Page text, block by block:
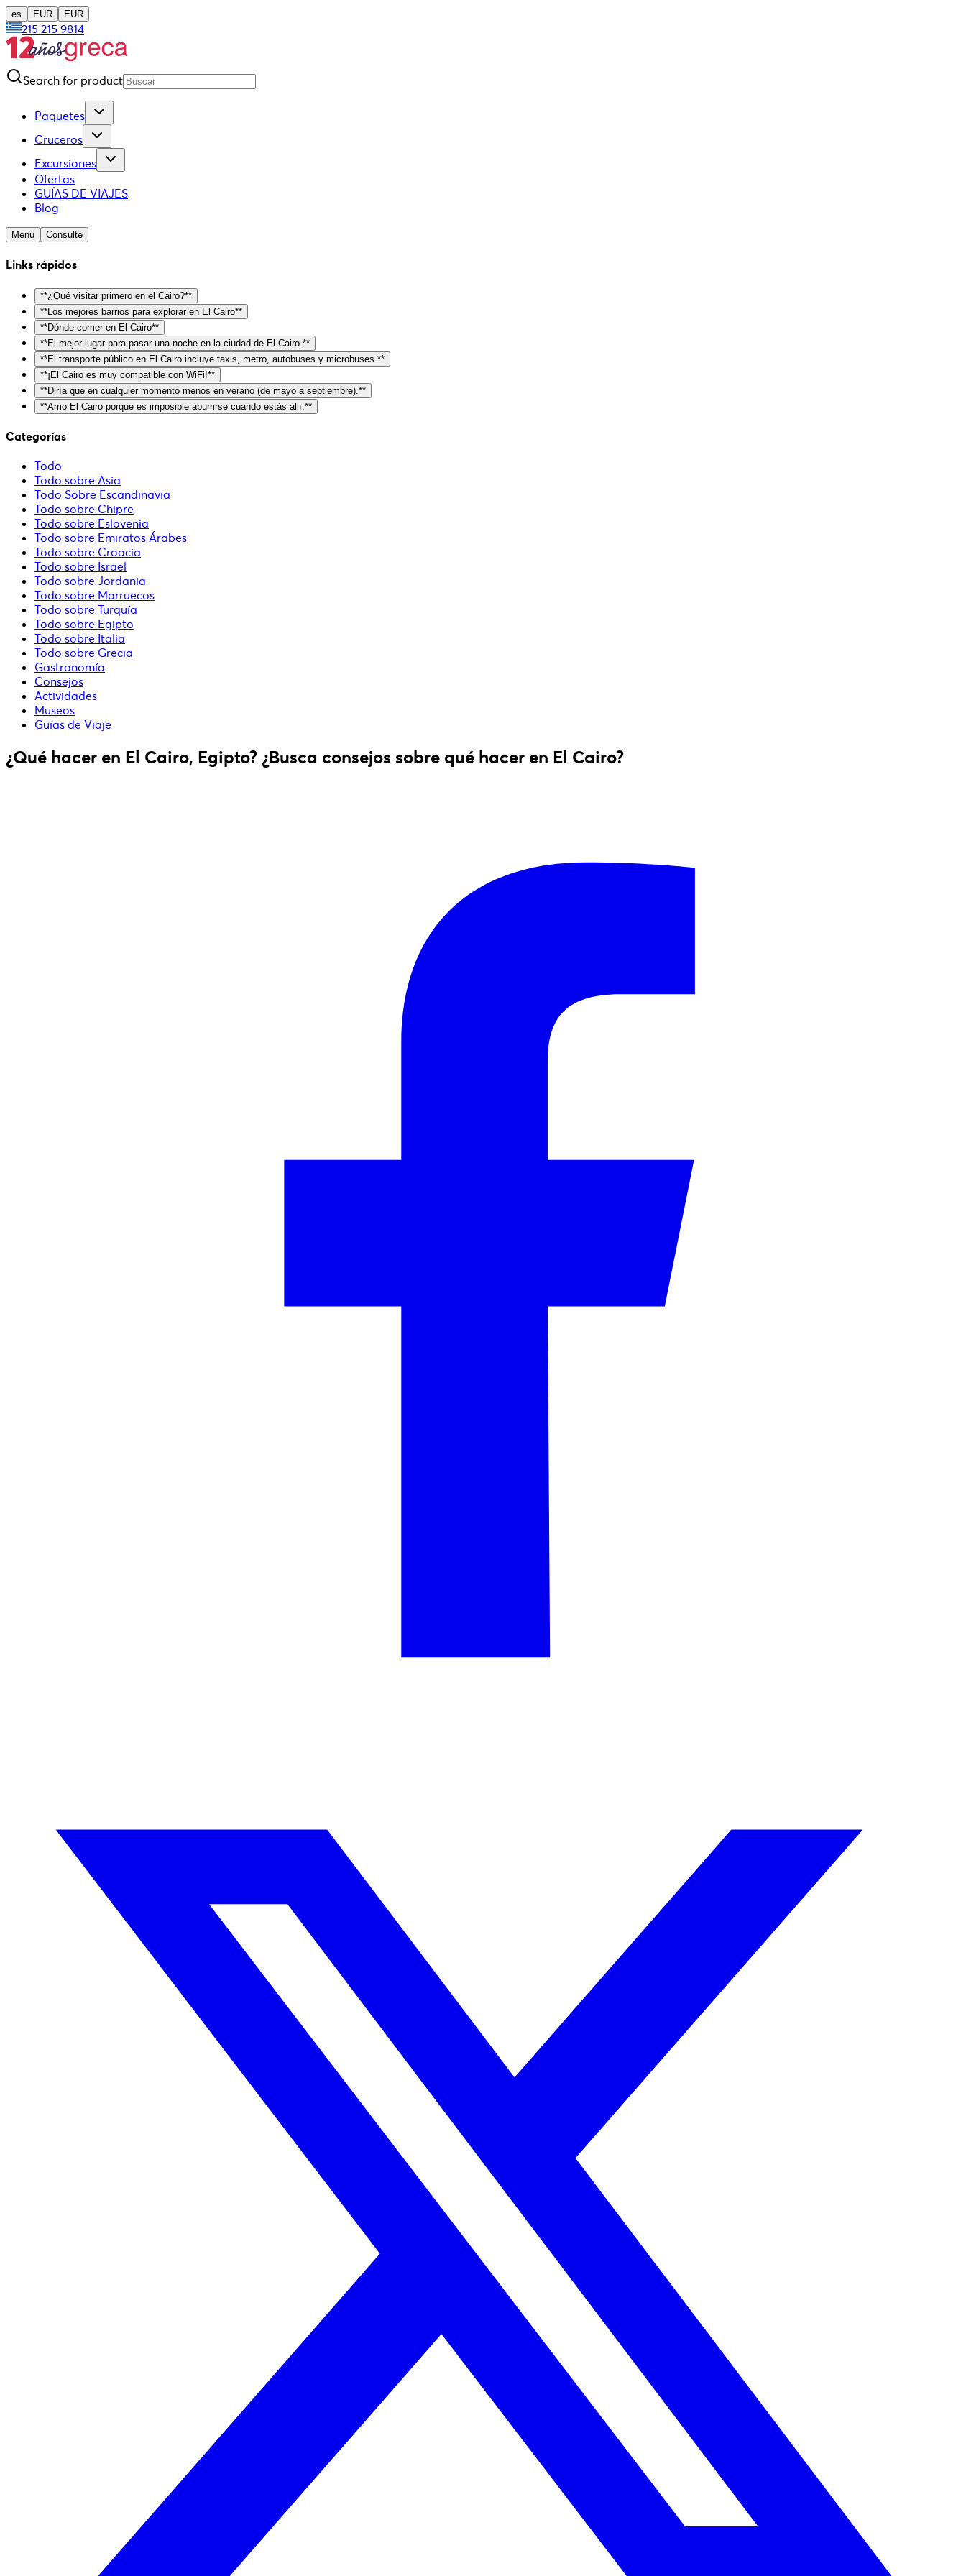
es EUR EUR
215 215 9814
Search for product
Paquetes
Cruceros
Excursiones
Ofertas
GUÍAS DE VIAJES
Blog
Menú Consulte
Links rápidos
**¿Qué visitar primero en el Cairo?**
**Los mejores barrios para explorar en El Cairo**
**Dónde comer en El Cairo**
**El mejor lugar para pasar una noche en la ciudad de El Cairo.**
**El transporte público en El Cairo incluye taxis, metro, autobuses y microbuses.**
**¡El Cairo es muy compatible con WiFi!**
**Diría que en cualquier momento menos en verano (de mayo a septiembre).**
**Amo El Cairo porque es imposible aburrirse cuando estás allí.**
Categorías
Todo
Todo sobre Asia
Todo Sobre Escandinavia
Todo sobre Chipre
Todo sobre Eslovenia
Todo sobre Emiratos Árabes
Todo sobre Croacia
Todo sobre Israel
Todo sobre Jordania
Todo sobre Marruecos
Todo sobre Turquía
Todo sobre Egipto
Todo sobre Italia
Todo sobre Grecia
Gastronomía
Consejos
Actividades
Museos
Guías de Viaje
¿Qué hacer en El Cairo, Egipto? ¿Busca consejos sobre qué hacer en El Cairo?